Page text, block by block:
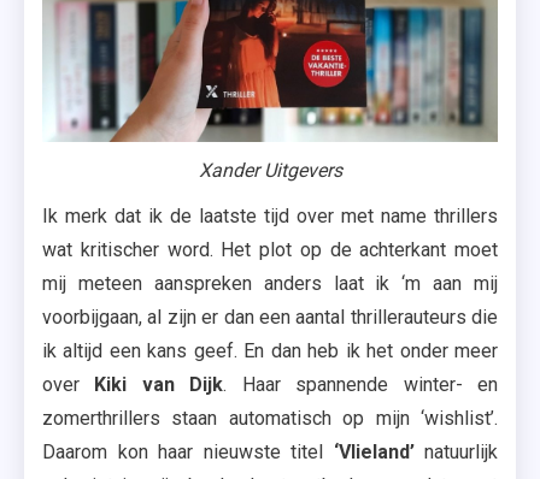
Xander Uitgevers
Ik merk dat ik de laatste tijd over met name thrillers
wat kritischer word. Het plot op de achterkant moet
mij meteen aanspreken anders laat ik ‘m aan mij
voorbijgaan, al zijn er dan een aantal thrillerauteurs die
ik altijd een kans geef. En dan heb ik het onder meer
over
Kiki van Dijk. Haar spannende winter- en
zomerthrillers staan automatisch op mijn ‘wishlist’.
Daarom kon haar nieuwste titel ‘Vlieland’natuurlijk